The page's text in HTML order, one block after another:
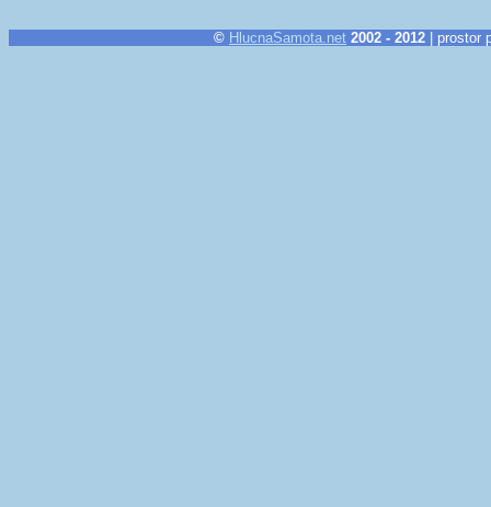
© HlucnaSamota.net 2002 - 2012 | prostor